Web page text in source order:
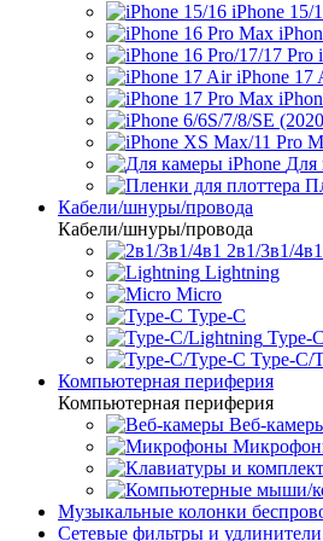
iPhone 15/
iPhone 17
Для
Кабели/шнуры/провода
Кабели/шнуры/провода
2в1/3в1/4в1
Lightning
Micro
Type-C
Type-
Type-C/
Компьютерная периферия
Компьютерная периферия
Веб-
Музыкальные колонки
Сетевые фильтры и удлинители